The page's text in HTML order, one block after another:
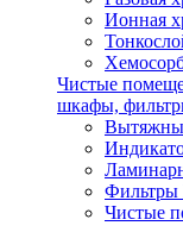
Ионная
Чистые
шкафы,
Фильтры
Чистые